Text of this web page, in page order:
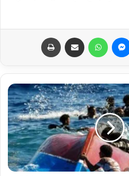
ماسنجر واتساب مشاركة عبر البريد